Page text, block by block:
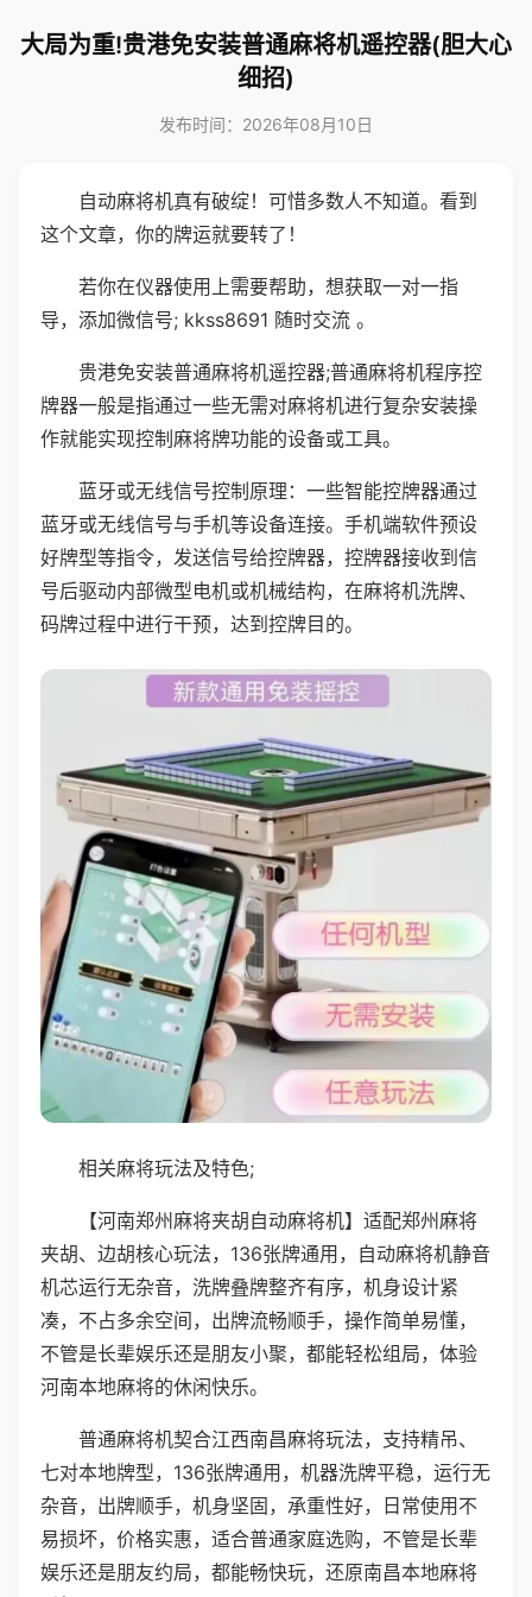
大局为重!贵港免安装普通麻将机遥控器(胆大心
细招)
发布时间：2026年08月10日
自动麻将机真有破绽！可惜多数人不知道。看到
这个文章，你的牌运就要转了！
若你在仪器使用上需要帮助，想获取一对一指
导，添加微信号; kkss8691 随时交流 。
贵港免安装普通麻将机遥控器;普通麻将机程序控
牌器一般是指通过一些无需对麻将机进行复杂安装操
作就能实现控制麻将牌功能的设备或工具。
蓝牙或无线信号控制原理：一些智能控牌器通过
蓝牙或无线信号与手机等设备连接。手机端软件预设
好牌型等指令，发送信号给控牌器，控牌器接收到信
号后驱动内部微型电机或机械结构，在麻将机洗牌、
码牌过程中进行干预，达到控牌目的。
相关麻将玩法及特色;
【河南郑州麻将夹胡自动麻将机】适配郑州麻将
夹胡、边胡核心玩法，136张牌通用，自动麻将机静音
机芯运行无杂音，洗牌叠牌整齐有序，机身设计紧
凑，不占多余空间，出牌流畅顺手，操作简单易懂，
不管是长辈娱乐还是朋友小聚，都能轻松组局，体验
河南本地麻将的休闲快乐。
普通麻将机契合江西南昌麻将玩法，支持精吊、
七对本地牌型，136张牌通用，机器洗牌平稳，运行无
杂音，出牌顺手，机身坚固，承重性好，日常使用不
易损坏，价格实惠，适合普通家庭选购，不管是长辈
娱乐还是朋友约局，都能畅快玩，还原南昌本地麻将